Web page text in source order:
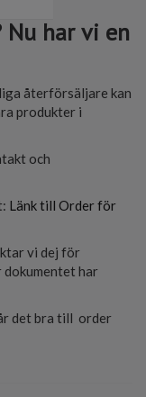
har vi en
återförsäljare kan
produkter i
och
Länk till Order för
vi dej för
har
det bra till order